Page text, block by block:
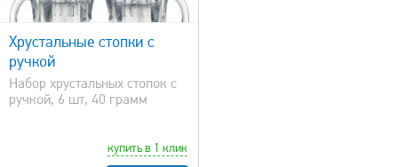
Хрустальные стопки с
ручкой
Набор хрустальных стопок с
ручкой, 6 шт, 40 грамм
купить в 1 клик